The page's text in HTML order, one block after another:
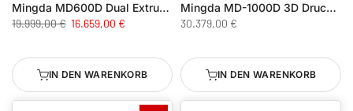
Mingda MD600D Dual Extruder 3D-Drucker
19.999,00 € 16.659,00 €
IN DEN WARENKORB
Mingda MD-1000D 3D Drucker
30.379,00 €
IN DEN WARENKORB